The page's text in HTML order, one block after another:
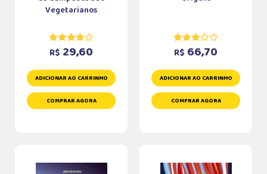
Vegetarianos
R$ 29,60
ADICIONAR AO CARRINHO
COMPRAR AGORA
R$ 66,70
ADICIONAR AO CARRINHO
COMPRAR AGORA